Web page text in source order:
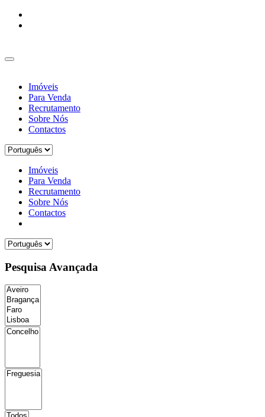
Imóveis
Para Venda
Recrutamento
Sobre Nós
Contactos
Imóveis
Para Venda
Recrutamento
Sobre Nós
Contactos
Pesquisa Avançada